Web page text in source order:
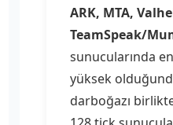
ARK, MTA,
TeamSpeak/
sunucularında
yüksek
darboğazı